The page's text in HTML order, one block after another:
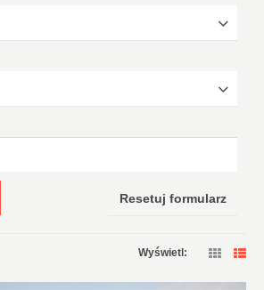
Resetuj formularz
Wyświetl: